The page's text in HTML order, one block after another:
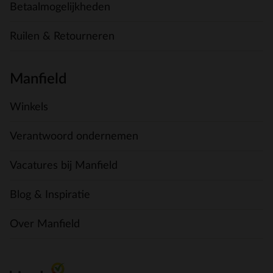
Betaalmogelijkheden
Ruilen & Retourneren
Manfield
Winkels
Verantwoord ondernemen
Vacatures bij Manfield
Blog & Inspiratie
Over Manfield